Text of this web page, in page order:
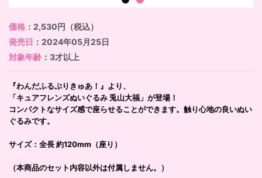
価格 ：2,530円（税込）
発売日 ：2024年05月25日
対象年齢 ：3才以上
『わんだふるぷりきゅあ！』より、
「キュアフレンズぬいぐるみ 兎山大福」が登場！
コンパクトなサイズ感で座らせることができます。触り心地の良いぬい
ぐるみです。
サイズ：全長 約120mm（座り）
（本商品のセット内容以外は付属しません。）